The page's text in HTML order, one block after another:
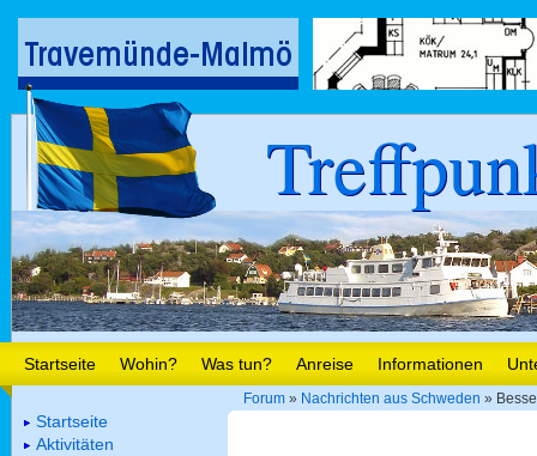
Startseite Wohin? Was tun? Anreise Informationen
Forum » Nachrichten aus Schweden »
Startseite
Aktivitäten